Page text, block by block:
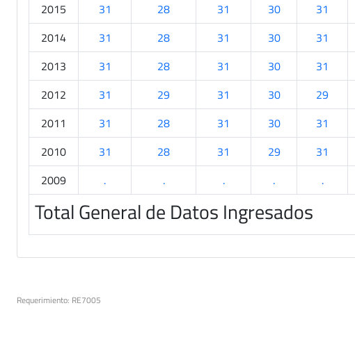
2015
31 28 31 30 31
2014
31 28 31 30 31
2013
31 28 31 30 31
2012
31 29 31 30 29
2011
31 28 31 30 31
2010
31 28 31 29 31
2009
. . . . .
Total General de Datos Ingresados
Requerimiento: RE7005